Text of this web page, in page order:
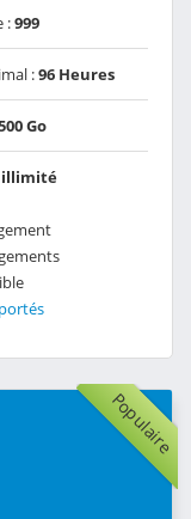
:999
:96 Heures
Go
illimité
Populaire